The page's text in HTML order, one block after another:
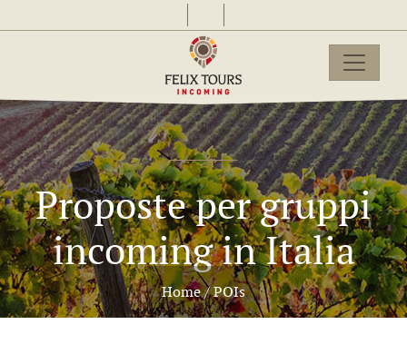
Proposte per gruppi
incoming in Italia
Home/POIs